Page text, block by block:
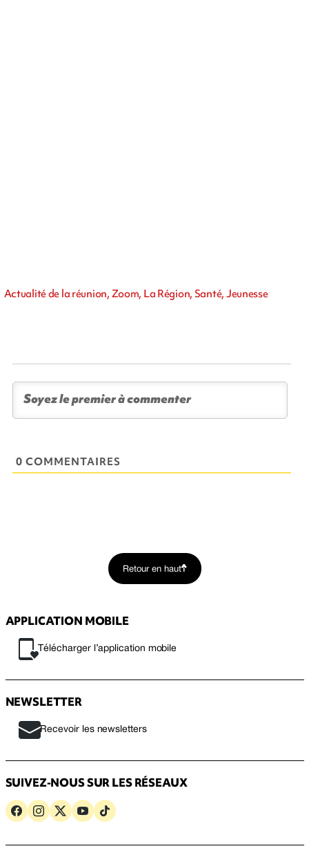
Actualité de la réunion, Zoom, La Région, Santé, Jeunesse
0 COMMENTAIRES
Retour en haut
APPLICATION MOBILE
Télécharger l’application mobile
NEWSLETTER
Recevoir les newsletters
SUIVEZ-NOUS SUR LES RÉSEAUX